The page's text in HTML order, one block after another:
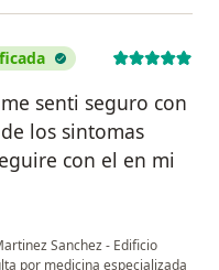
senti seguro con
los sintomas
con el en mi
Sanchez - Edificio
por medicina especializada